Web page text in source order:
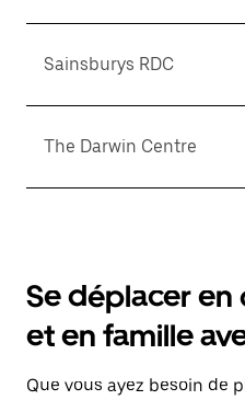
Sainsburys RDC
The Darwin Centre
Se déplacer
et en famille
Que vous ayez besoin de